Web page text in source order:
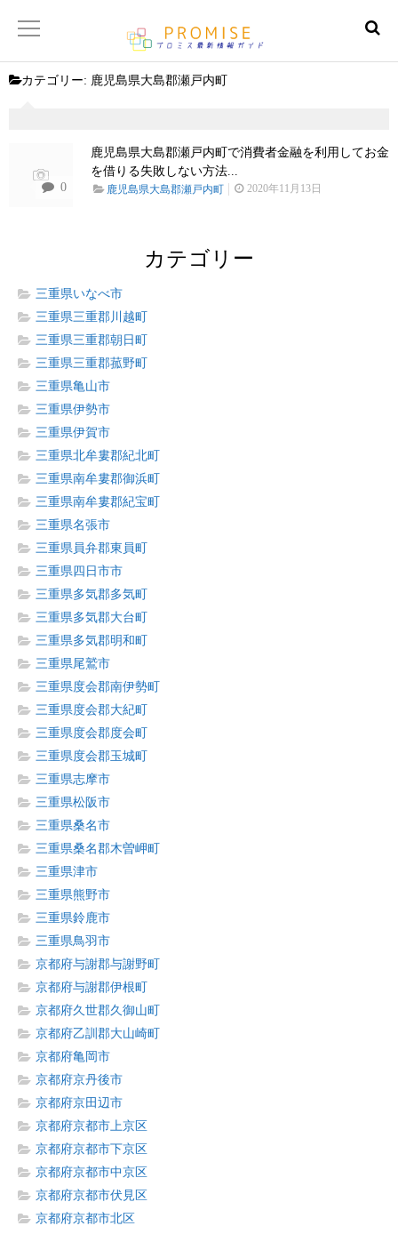
【サイトマップ】
カテゴリー: 鹿児島県大島郡瀬戸内町
0
鹿児島県大島郡瀬戸内町で消費者金融を利用してお金
を借りる失敗しない方法...
鹿児島県大島郡瀬戸内町 2020年11月13日
カテゴリー
三重県いなべ市
三重県三重郡川越町
三重県三重郡朝日町
三重県三重郡菰野町
三重県亀山市
三重県伊勢市
三重県伊賀市
三重県北牟婁郡紀北町
三重県南牟婁郡御浜町
三重県南牟婁郡紀宝町
三重県名張市
三重県員弁郡東員町
三重県四日市市
三重県多気郡多気町
三重県多気郡大台町
三重県多気郡明和町
三重県尾鷲市
三重県度会郡南伊勢町
三重県度会郡大紀町
三重県度会郡度会町
三重県度会郡玉城町
三重県志摩市
三重県松阪市
三重県桑名市
三重県桑名郡木曽岬町
三重県津市
三重県熊野市
三重県鈴鹿市
三重県鳥羽市
京都府与謝郡与謝野町
京都府与謝郡伊根町
京都府久世郡久御山町
京都府乙訓郡大山崎町
京都府亀岡市
京都府京丹後市
京都府京田辺市
京都府京都市上京区
京都府京都市下京区
京都府京都市中京区
京都府京都市伏見区
京都府京都市北区